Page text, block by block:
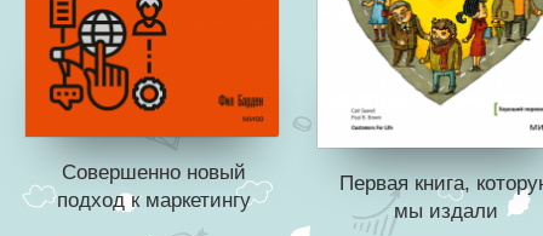
Совершенно новый
подход к маркетингу
Первая книга,
мы издали